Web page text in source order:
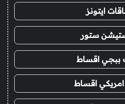
ايتونز
ستور
ببجي اقساط
امريكي اقساط